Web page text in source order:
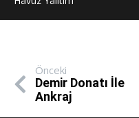
Önceki
Demir Donatı İle
Ankraj